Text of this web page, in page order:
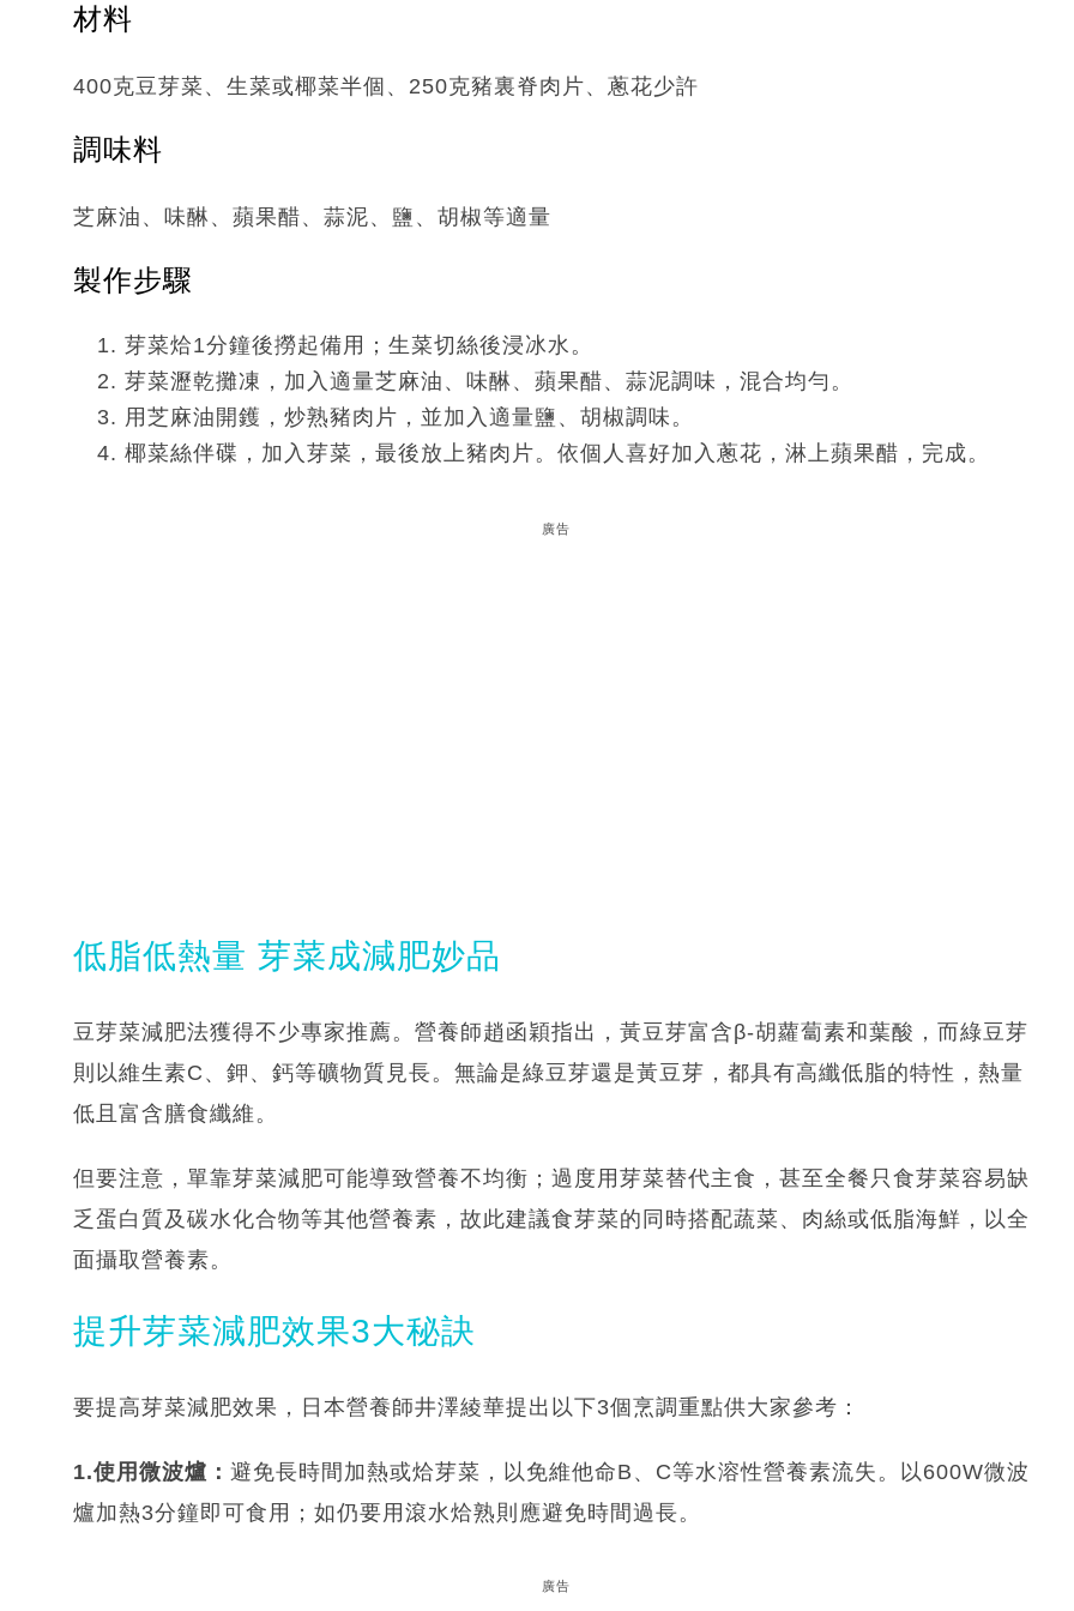
材料
400克豆芽菜、生菜或椰菜半個、250克豬裏脊肉片、蔥花少許
調味料
芝麻油、味醂、蘋果醋、蒜泥、鹽、胡椒等適量
製作步驟
芽菜烚1分鐘後撈起備用；生菜切絲後浸冰水。
芽菜瀝乾攤凍，加入適量芝麻油、味醂、蘋果醋、蒜泥調味，混合均勻。
用芝麻油開鑊，炒熟豬肉片，並加入適量鹽、胡椒調味。
椰菜絲伴碟，加入芽菜，最後放上豬肉片。依個人喜好加入蔥花，淋上蘋果醋，完成。
廣告
低脂低熱量 芽菜成減肥妙品
豆芽菜減肥法獲得不少專家推薦。營養師趙函穎指出，黃豆芽富含β-胡蘿蔔素和葉酸，而綠豆芽
則以維生素C、鉀、鈣等礦物質見長。無論是綠豆芽還是黃豆芽，都具有高纖低脂的特性，熱量
低且富含膳食纖維。
但要注意，單靠芽菜減肥可能導致營養不均衡；過度用芽菜替代主食，甚至全餐只食芽菜容易缺
乏蛋白質及碳水化合物等其他營養素，故此建議食芽菜的同時搭配蔬菜、肉絲或低脂海鮮，以全
面攝取營養素。
提升芽菜減肥效果3大秘訣
要提高芽菜減肥效果，日本營養師井澤綾華提出以下3個烹調重點供大家參考：
1.使用微波爐： 避免長時間加熱或烚芽菜，以免維他命B、C等水溶性營養素流失。以600W微波
爐加熱3分鐘即可食用；如仍要用滾水烚熟則應避免時間過長。
廣告